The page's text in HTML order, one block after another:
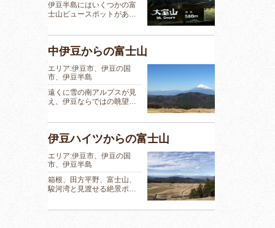
伊豆半島にはいくつかの富
士山ビュースポットがあ…
中伊豆からの富士山
エリア:伊豆市、伊豆の国
市、伊豆半島
遠くに雪の南アルプスが見
え、伊豆ならではの眺望…
伊豆ハイツからの富士山
エリア:伊豆市、伊豆の国
市、伊豆半島
箱根、田方平野、富士山、
駿河湾と見渡せる絶景ポ…